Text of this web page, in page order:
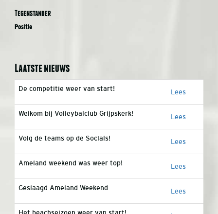
Tegenstander
Positie
Laatste nieuws
De competitie weer van start! Lees
Welkom bij Volleybalclub Grijpskerk! Lees
Volg de teams op de Socials! Lees
Ameland weekend was weer top! Lees
Geslaagd Ameland Weekend Lees